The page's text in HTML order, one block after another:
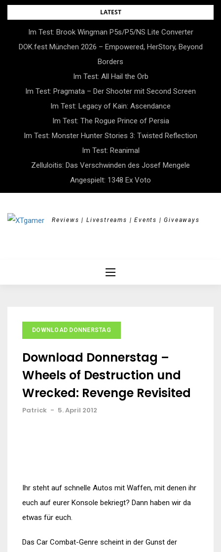
Skip
LATEST
Im Test: Brook Wingman P5s/P5/NS Lite Converter
DOK.fest München 2026 – Empowered, HerStory, Beyond
Borders
Im Test: All Hail the Orb
Im Test: Pragmata – Der Shooter mit Second Screen
Im Test: Legacy of Kain: Ascendance
Im Test: The Rogue Prince of Persia
Im Test: Monster Hunter Stories 3: Twisted Reflection
Im Test: Reanimal
Zelluloitis: Das Verschwinden des Josef Mengele
Angespielt: 1348 Ex Voto
Reviews | Livestreams | Events | Giveaways
DOWNLOAD DONNERSTAG
Download Donnerstag –
Wheels of Destruction und
Wrecked: Revenge Revisited
Patrick - 5. April 2012
Ihr steht auf schnelle Autos mit Waffen, mit denen ihr
euch auf eurer Konsole bekriegt? Dann haben wir da
etwas für euch.
Das Car Combat-Genre scheint in der Gunst der